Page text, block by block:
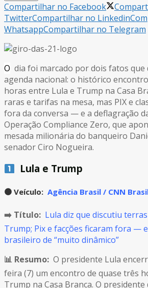
Compartilhar no Facebook
TwitterCompartilhar no Linkedin
WhatsappCompartilhar no Telegram
O dia foi marcado por dois fatos que
agenda nacional: o histórico
horas entre Lula e Trump na Casa
raras e tarifas na mesa, mas PIX e
fora da conversa — e a deflagração
Operação Compliance Zero, que
mesada milionária do banqueiro
senador Ciro Nogueira.
Lula e Trump
🟠 Veículo: Agência Brasil / CNN
➡️ Título: Lula diz que discutiu
Trump; Pix e facções ficaram fora —
brasileiro de “muito dinâmico”
📊 Resumo: O presidente Lula
feira (7) um encontro de quase três
Trump na Casa Branca. O presidente